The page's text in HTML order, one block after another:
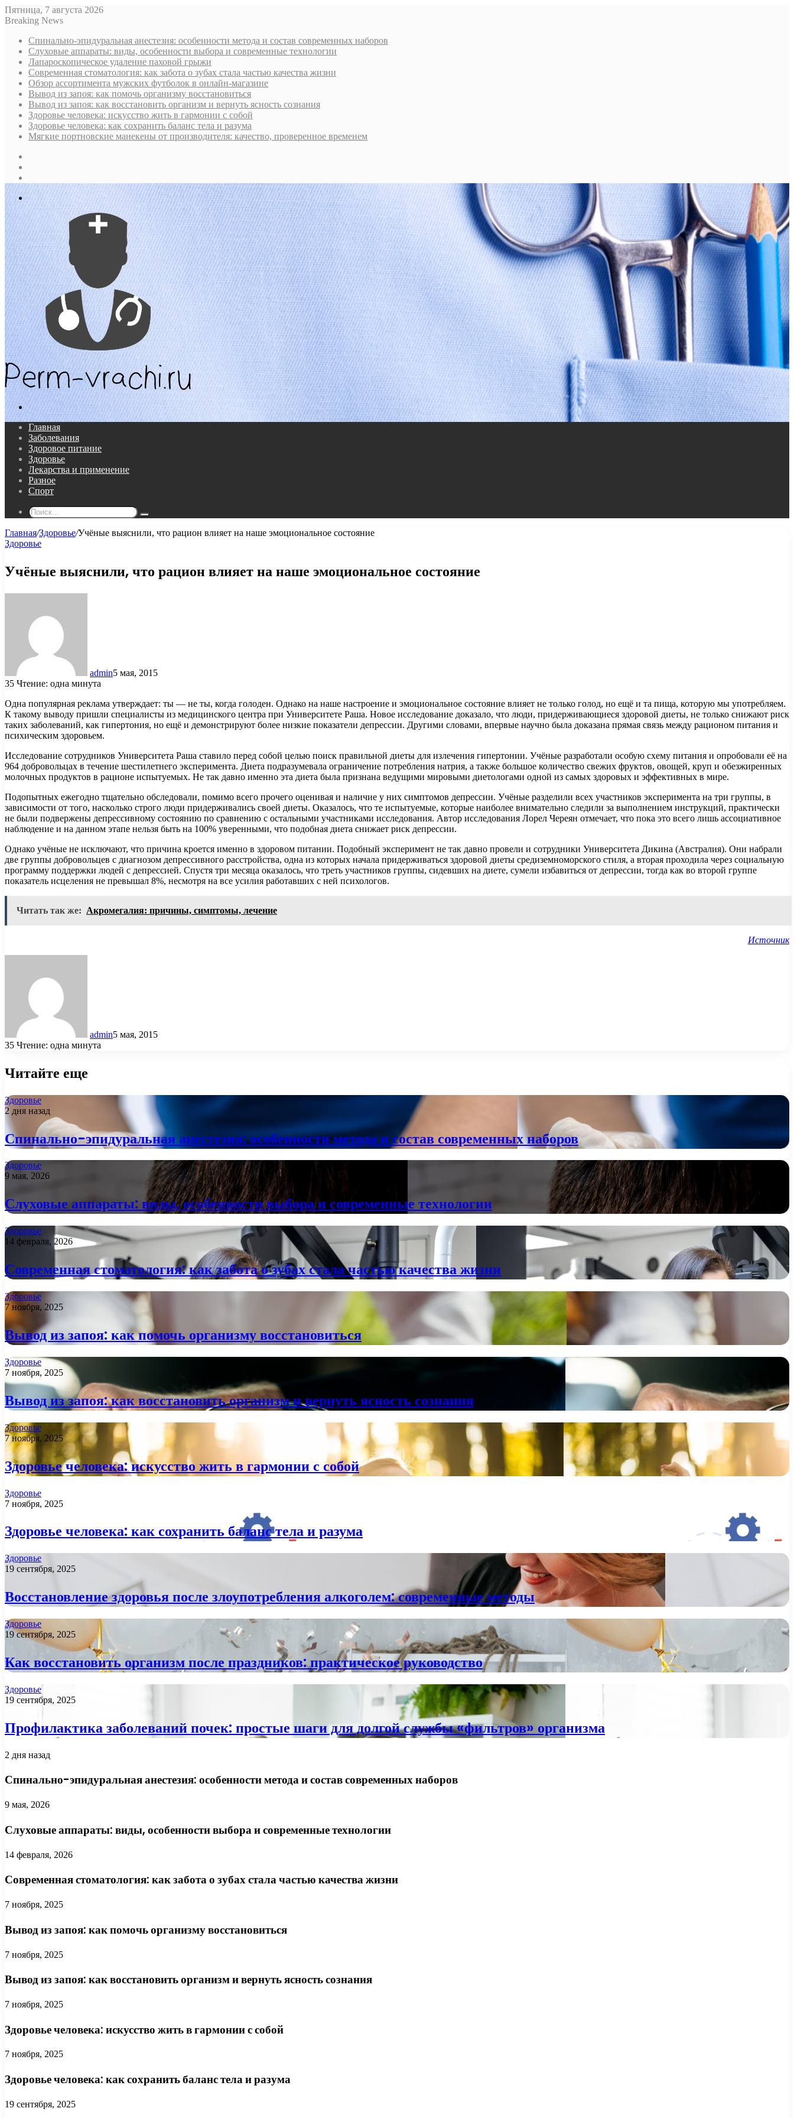
Пятница, 7 августа 2026
Breaking News
Спинально-эпидуральная анестезия: особенности метода и состав современных наборов
Слуховые аппараты: виды, особенности выбора и современные технологии
Лапароскопическое удаление паховой грыжи
Современная стоматология: как забота о зубах стала частью качества жизни
Обзор ассортимента мужских футболок в онлайн-магазине
Вывод из запоя: как помочь организму восстановиться
Вывод из запоя: как восстановить организм и вернуть ясность сознания
Здоровье человека: искусство жить в гармонии с собой
Здоровье человека: как сохранить баланс тела и разума
Мягкие портновские манекены от производителя: качество, проверенное временем
In
Меню
Поиск...
Главная
Заболевания
Здоровое питание
Здоровье
Лекарства и применение
Разное
Спорт
Поиск...
Главная/Здоровье/Учёные выяснили, что рацион влияет на наше эмоциональное состояние
Здоровье
Учёные выяснили, что рацион влияет на наше эмоциональное состояние
admin5 мая, 2015
35 Чтение: одна минута
Одна популярная реклама утверждает: ты — не ты, когда голоден. Однако на наше настроение и эмоциональное состояние влияет не только голод, но ещё и та пища, которую мы употребляем.
К такому выводу пришли специалисты из медицинского центра при Университете Раша. Новое исследование доказало, что люди, придерживающиеся здоровой диеты, не только снижают риск
таких заболеваний, как гипертония, но ещё и демонстрируют более низкие показатели депрессии. Другими словами, впервые научно была доказана прямая связь между рационом питания и
психическим здоровьем.
Исследование сотрудников Университета Раша ставило перед собой целью поиск правильной диеты для излечения гипертонии. Учёные разработали особую схему питания и опробовали её на
964 добровольцах в течение шестилетнего эксперимента. Диета подразумевала ограничение потребления натрия, а также большое количество свежих фруктов, овощей, круп и обезжиренных
молочных продуктов в рационе испытуемых. Не так давно именно эта диета была признана ведущими мировыми диетологами одной из самых здоровых и эффективных в мире.
Подопытных ежегодно тщательно обследовали, помимо всего прочего оценивая и наличие у них симптомов депрессии. Учёные разделили всех участников эксперимента на три группы, в
зависимости от того, насколько строго люди придерживались своей диеты. Оказалось, что те испытуемые, которые наиболее внимательно следили за выполнением инструкций, практически
не были подвержены депрессивному состоянию по сравнению с остальными участниками исследования. Автор исследования Лорел Череян отмечает, что пока это всего лишь ассоциативное
наблюдение и на данном этапе нельзя быть на 100% уверенными, что подобная диета снижает риск депрессии.
Однако учёные не исключают, что причина кроется именно в здоровом питании. Подобный эксперимент не так давно провели и сотрудники Университета Дикина (Австралия). Они набрали
две группы добровольцев с диагнозом депрессивного расстройства, одна из которых начала придерживаться здоровой диеты средиземноморского стиля, а вторая проходила через социальную
программу поддержки людей с депрессией. Спустя три месяца оказалось, что треть участников группы, сидевших на диете, сумели избавиться от депрессии, тогда как во второй группе
показатель исцеления не превышал 8%, несмотря на все усилия работавших с ней психологов.
Читать так же: Акромегалия: причины, симптомы, лечение
Источник
admin5 мая, 2015
35 Чтение: одна минута
Читайте еще
Здоровье
2 дня назад
Спинально-эпидуральная анестезия: особенности метода и состав современных наборов
Здоровье
9 мая, 2026
Слуховые аппараты: виды, особенности выбора и современные технологии
Здоровье
14 февраля, 2026
Современная стоматология: как забота о зубах стала частью качества жизни
Здоровье
7 ноября, 2025
Вывод из запоя: как помочь организму восстановиться
Здоровье
7 ноября, 2025
Вывод из запоя: как восстановить организм и вернуть ясность сознания
Здоровье
7 ноября, 2025
Здоровье человека: искусство жить в гармонии с собой
Здоровье
7 ноября, 2025
Здоровье человека: как сохранить баланс тела и разума
Здоровье
19 сентября, 2025
Восстановление здоровья после злоупотребления алкоголем: современные методы
Здоровье
19 сентября, 2025
Как восстановить организм после праздников: практическое руководство
Здоровье
19 сентября, 2025
Профилактика заболеваний почек: простые шаги для долгой службы «фильтров» организма
2 дня назад
Спинально-эпидуральная анестезия: особенности метода и состав современных наборов
9 мая, 2026
Слуховые аппараты: виды, особенности выбора и современные технологии
14 февраля, 2026
Современная стоматология: как забота о зубах стала частью качества жизни
7 ноября, 2025
Вывод из запоя: как помочь организму восстановиться
7 ноября, 2025
Вывод из запоя: как восстановить организм и вернуть ясность сознания
7 ноября, 2025
Здоровье человека: искусство жить в гармонии с собой
7 ноября, 2025
Здоровье человека: как сохранить баланс тела и разума
19 сентября, 2025